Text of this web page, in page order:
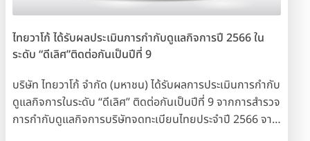
ไทยวาโก้ ได้รับผลประเมินการกำกับดูแลกิจการปี 2566 ใน
ระดับ “ดีเลิศ”ติดต่อกันเป็นปีที่ 9
บริษัท ไทยวาโก้ จำกัด (มหาชน) ได้รับผลการประเมินการกำกับ
ดูแลกิจการในระดับ “ดีเลิศ” ติดต่อกันเป็นปีที่ 9 จากการสำรวจ
การกำกับดูแลกิจการบริษัทจดทะเบียนไทยประจำปี 2566 จาก